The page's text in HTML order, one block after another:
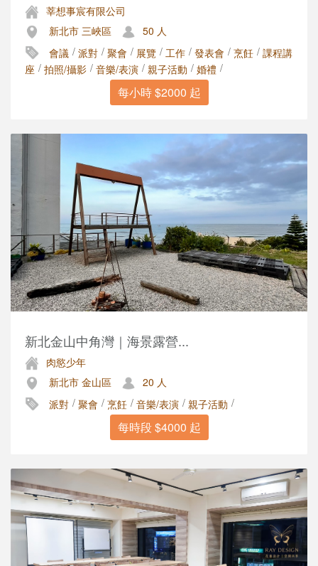
莘想事宸有限公司
新北市 三峽區
50 人
會議 / 派對 / 聚會 / 展覽 / 工作 / 發表會 / 烹飪 / 課程講
座 / 拍照/攝影 / 音樂/表演 / 親子活動 / 婚禮 /
每小時 $2000 起
新北金山中角灣｜海景露營...
肉慾少年
新北市 金山區
20 人
派對 / 聚會 / 烹飪 / 音樂/表演 / 親子活動 /
每時段 $4000 起